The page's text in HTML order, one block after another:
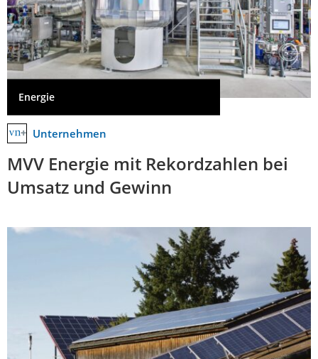
Energie
Unternehmen
MVV Energie mit Rekordzahlen bei
Umsatz und Gewinn